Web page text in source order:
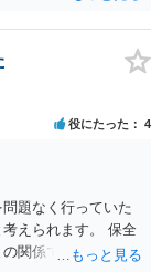
主婦の貴方が経済
③）、現時点で
況であると考えられ
（②）、別居期間は
はいえ相当程度の
ば、夫側の離婚請
被告側から反論し
ば要件①が常に充
に判断されるとこ
役にたった 4
題なく行っていた
えられます。 保全
関係でなんともい